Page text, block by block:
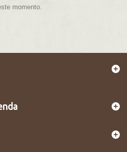
momento.